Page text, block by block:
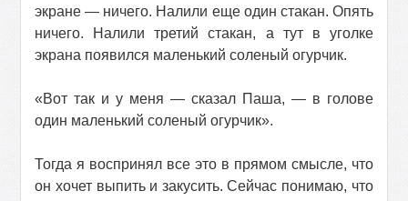
экране — ничего. Налили еще один стакан. Опять
ничего. Налили третий стакан, а тут в уголке
экрана появился маленький соленый огурчик.
«Вот так и у меня — сказал Паша, — в голове
один маленький соленый огурчик».
Тогда я воспринял все это в прямом смысле, что
он хочет выпить и закусить. Сейчас понимаю, что